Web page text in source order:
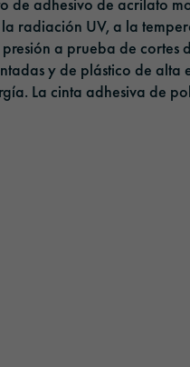
de protección solar
de laminado y protección
la radiación UV, a la
presión a prueba de
y de plástico de
La cinta adhesiva de